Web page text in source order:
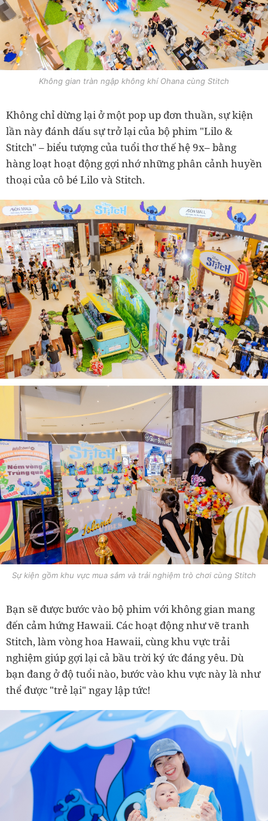
Không gian tràn ngập không khí Ohana cùng Stitch
Không chỉ dừng lại ở một pop up đơn thuần, sự kiện
lần này đánh dấu sự trở lại của bộ phim "Lilo &
Stitch" – biểu tượng của tuổi thơ thế hệ 9x– bằng
hàng loạt hoạt động gợi nhớ những phân cảnh huyền
thoại của cô bé Lilo và Stitch.
Sự kiện gồm khu vực mua sắm và trải nghiệm trò chơi cùng Stitch
Bạn sẽ được bước vào bộ phim với không gian mang
đến cảm hứng Hawaii. Các hoạt động như vẽ tranh
Stitch, làm vòng hoa Hawaii, cùng khu vực trải
nghiệm giúp gợi lại cả bầu trời ký ức đáng yêu. Dù
bạn đang ở độ tuổi nào, bước vào khu vực này là như
thể được "trẻ lại" ngay lập tức!